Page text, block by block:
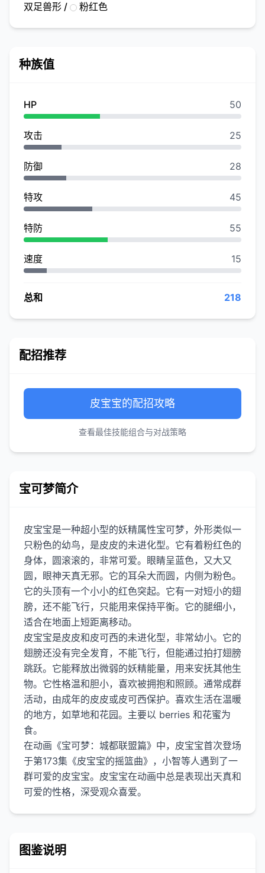
双足兽形 / 粉红色
种族值
HP 50
攻击 25
防御 28
特攻 45
特防 55
速度 15
总和 218
配招推荐
皮宝宝的配招攻略
查看最佳技能组合与对战策略
宝可梦简介
皮宝宝是一种超小型的妖精属性宝可梦，外形类似一
只粉色的幼鸟，是皮皮的未进化型。它有着粉红色的
身体，圆滚滚的，非常可爱。眼睛呈蓝色，又大又
圆，眼神天真无邪。它的耳朵大而圆，内侧为粉色。
它的头顶有一个小小的红色突起。它有一对短小的翅
膀，还不能飞行，只能用来保持平衡。它的腿细小，
适合在地面上短距离移动。
皮宝宝是皮皮和皮可西的未进化型，非常幼小。它的
翅膀还没有完全发育，不能飞行，但能通过拍打翅膀
跳跃。它能释放出微弱的妖精能量，用来安抚其他生
物。它性格温和胆小，喜欢被拥抱和照顾。通常成群
活动，由成年的皮皮或皮可西保护。喜欢生活在温暖
的地方，如草地和花园。主要以 berries 和花蜜为
食。
在动画《宝可梦：城都联盟篇》中，皮宝宝首次登场
于第173集《皮宝宝的摇篮曲》，小智等人遇到了一
群可爱的皮宝宝。皮宝宝在动画中总是表现出天真和
图鉴说明